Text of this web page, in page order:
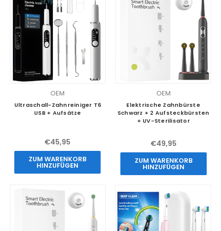
OEM
Ultraschall-Zahnreiniger T6
USB + Aufsätze
€45,95
ZUM WARENKORB
HINZUFÜGEN
OEM
Elektrische Zahnbürste
Schwarz + 2 Aufsteckbürsten
+ UV-Sterilisator
€49,95
ZUM WARENKORB
HINZUFÜGEN